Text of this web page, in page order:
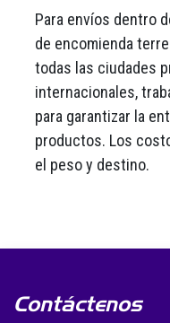
Para envíos dentro
de encomienda
todas las ciudades
internacionales,
para garantizar la
productos. Los
el peso y destino.
Contáctenos